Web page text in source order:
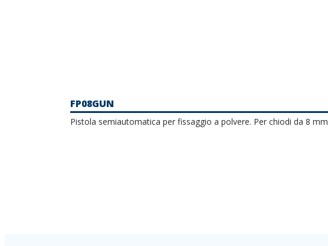
FP08GUN
Pistola semiautomatica per fissaggio a polvere. Per chiodi da 8 mm